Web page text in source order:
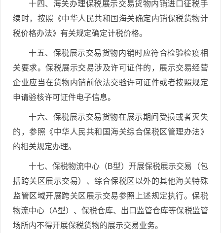
十四、海关办理保税展示交易货物内销进口征税手
续时，按照《中华人民共和国海关确定内销保税货物计
税价格办法》有关规定确定计税价格。
十五、保税展示交易货物内销时应符合检验检疫相
关要求。保税展示交易涉及许可证件的，展示交易经营
企业应当在货物内销前依法交验许可证件或者按照规定
申请验核许可证件电子信息。
十六、保税展示交易货物在展示期间受损或者灭失
的，参照《中华人民共和国海关综合保税区管理办法》
的相关规定办理。
十七、保税物流中心（B型）开展保税展示交易（包
括跨关区展示交易）、综合保税区以外的其他海关特殊
监管区域开展跨关区展示交易参照上述规定执行。保税
物流中心（A型）、保税仓库、出口监管仓库等保税监管
场所内不得开展保税货物的展示交易业务。